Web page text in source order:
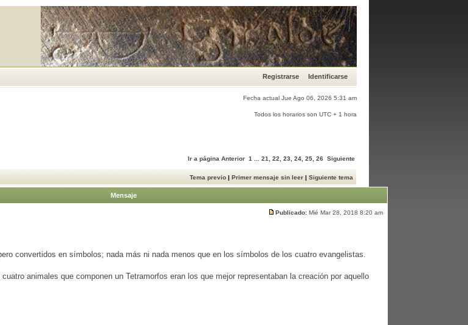
Registrarse Identificarse
Fecha actual Jue Ago 06, 2026 5:31 am
Todos los horarios son UTC + 1 hora
Ir a página Anterior 1 21 22 23 24 25 26 Siguiente
Tema previo | Primer mensaje sin leer | Siguiente tema
Mensaje
Publicado: Mié Mar 28, 2018 8:20 am
convertidos en símbolos; nada más ni nada menos que en los símbolos de los cuatro evangelistas.
animales que componen un Tetramorfos eran los que mejor representaban la creación por aquello